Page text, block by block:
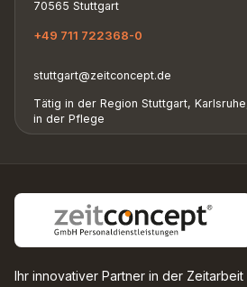
70565 Stuttgart
+49 711 722368-0
stuttgart@zeitconcept.de
Tätig in der Region Stuttgart,
in der Pflege
Ihr innovativer Partner in der Zeitarbeit